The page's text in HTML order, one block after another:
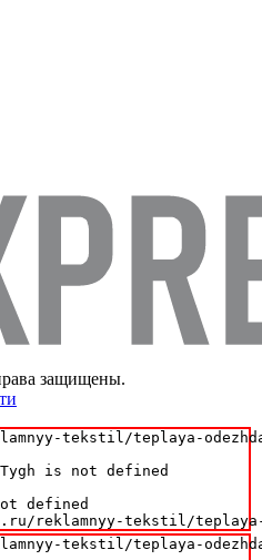
защищены.
tekstil/teplaya-
is not defined
defined
reklamnyy-tekstil/
tekstil/teplaya-